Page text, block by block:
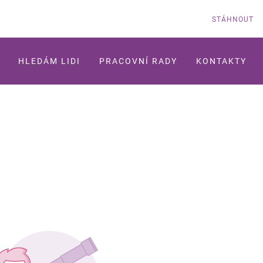
STÁHNOUT
HLEDÁM LIDI PRACOVNÍ RADY KONTAKTY